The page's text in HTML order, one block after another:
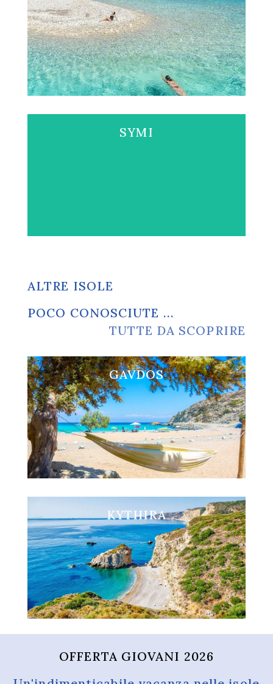
Visita LIPSI
SYMI
KYTHIRA
Visita KYTHIRA
GAVDOS
Visita GAVDOS
ALTRE ISOLE
POCO CONOSCIUTE ...
TUTTE DA SCOPRIRE
OFFERTA GIOVANI 2026